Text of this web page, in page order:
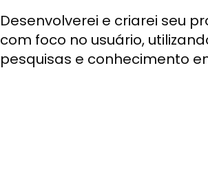
Desenvolverei e criarei seu
com foco no usuário,
pesquisas e conhecimento